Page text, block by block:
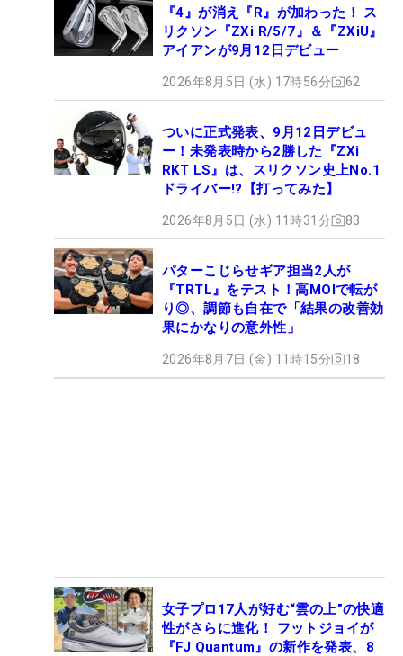
『4』が消え『R』が加わった！ ス
リクソン『ZXi R/5/7』＆『ZXiU』
アイアンが9月12日デビュー
2026年8月5日 (水) 17時56分 62
ついに正式発表、9月12日デビュ
ー！未発表時から2勝した『ZXi
RKT LS』は、スリクソン史上No.1
ドライバー!?【打ってみた】
2026年8月5日 (水) 11時31分 83
パターこじらせギア担当2人が
『TRTL』をテスト！高MOIで転が
り◎、調節も自在で「結果の改善効
果にかなりの意外性」
2026年8月7日 (金) 11時15分 18
女子プロ17人が好む“雲の上”の快適
性がさらに進化！ フットジョイが
『FJ Quantum』の新作を発表、8